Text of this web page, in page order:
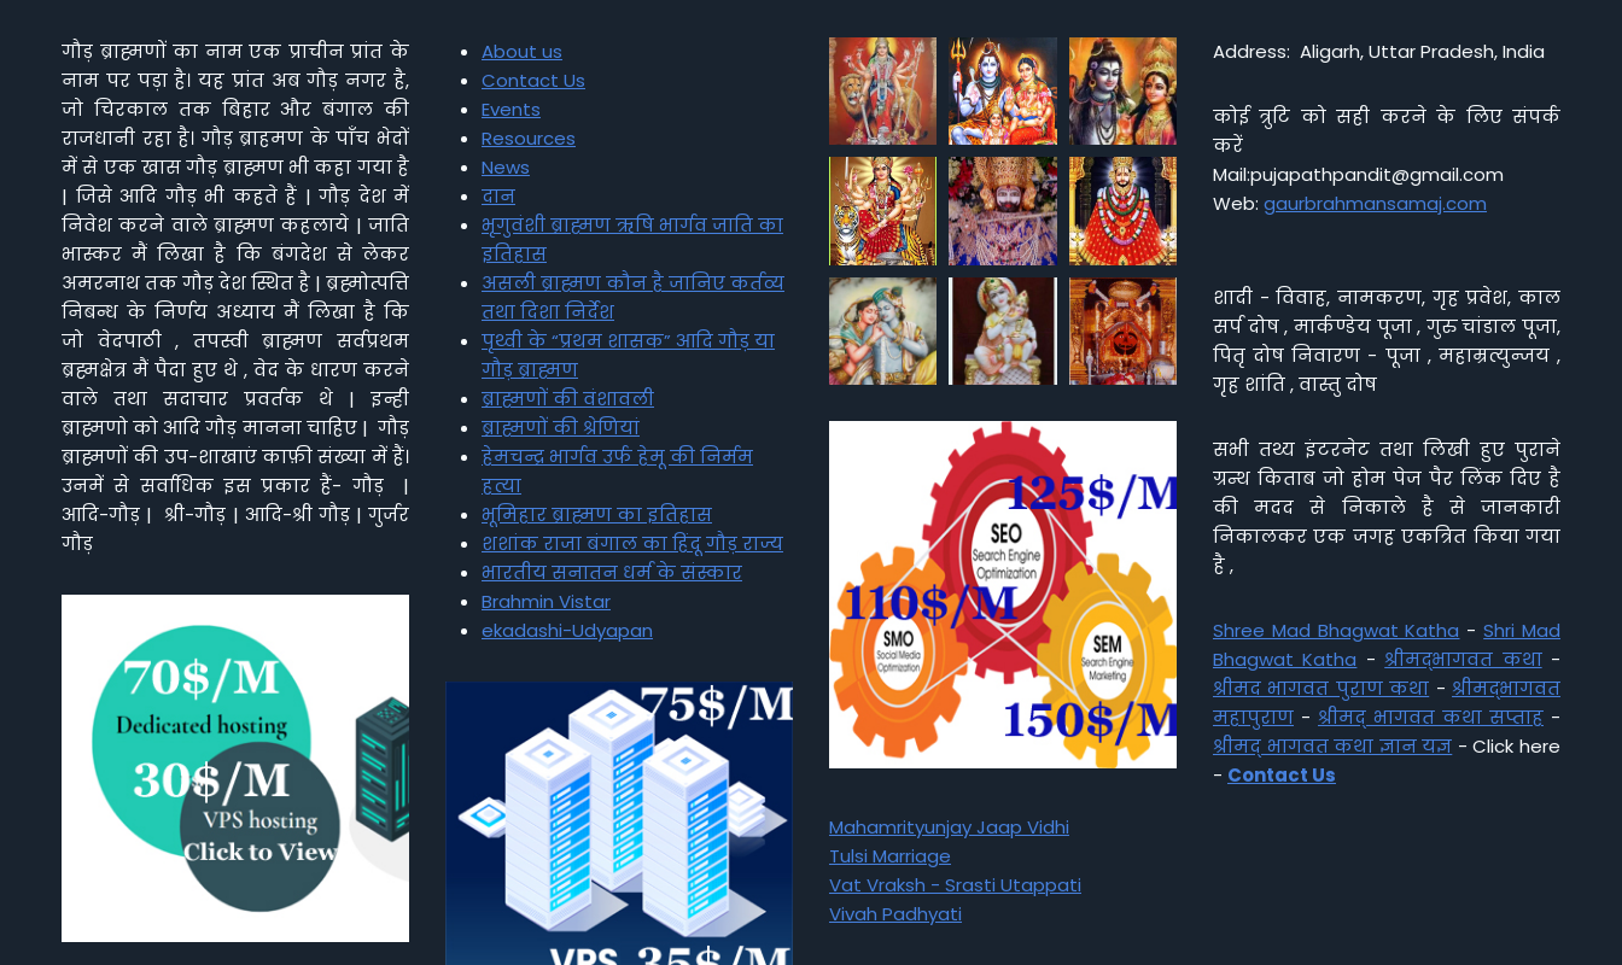
गौड़ ब्राह्मणों का नाम एक प्राचीन प्रांत के
नाम पर पड़ा है। यह प्रांत अब गौड़ नगर है,
जो चिरकाल तक बिहार और बंगाल की
राजधानी रहा है। गौड़ ब्राहमण के पाँच भेदों
में से एक खास गौड़ ब्राह्मण भी कहा गया है
| जिसे आदि गौड़ भी कहते हैं | गौड़ देश में
निवेश करने वाले ब्राह्मण कहलाये | जाति
भास्कर मैं लिखा है कि बंगदेश से लेकर
अमरनाथ तक गौड़ देश स्थित है | ब्रह्मोत्पत्ति
निबन्ध के निर्णय अध्याय मैं लिखा है कि
जो वेदपाठी , तपस्वी ब्राह्मण सर्वप्रथम
ब्रह्मक्षेत्र मैं पैदा हुए थे , वेद के धारण करने
वाले तथा सदाचार प्रवर्तक थे | इन्ही
ब्राह्मणो को आदि गौड़ मानना चाहिए | गौड़
ब्राह्मणों की उप-शाखाएं काफ़ी संख्या में हैं।
उनमें से सर्वाधिक इस प्रकार हैं- गौड़ |
आदि-गौड़ | श्री-गौड़ | आदि-श्री गौड़ | गुर्जर
गौड़
About us
Contact Us
Events
Resources
News
दान
भृगुवंशी ब्राह्मण ऋषि भार्गव जाति का
इतिहास
असली ब्राह्मण कौन है जानिए कर्तव्य
तथा दिशा निर्देश
पृथ्वी के “प्रथम शासक” आदि गौड़ या
गौड़ ब्राह्मण
ब्राह्मणों की वंशावली
ब्राह्मणों की श्रेणियां
हेमचन्द्र भार्गव उर्फ हेमू की निर्मम
हत्या
भूमिहार ब्राह्मण का इतिहास
शशांक राजा बंगाल का हिंदू गौड़ राज्य
भारतीय सनातन धर्म के संस्कार
Brahmin Vistar
ekadashi-Udyapan
Mahamrityunjay Jaap Vidhi
Tulsi Marriage
Vat Vraksh - Srasti Utappati
Vivah Padhyati
Address: Aligarh, Uttar Pradesh, India
कोई त्रुटि को सही करने के लिए संपर्क
करें
Mail:pujapathpandit@gmail.com
Web: gaurbrahmansamaj.com
शादी - विवाह, नामकरण, गृह प्रवेश, काल
सर्प दोष , मार्कण्डेय पूजा , गुरु चांडाल पूजा,
पितृ दोष निवारण - पूजा , महाम्रत्युन्जय ,
गृह शांति , वास्तु दोष
सभी तथ्य इंटरनेट तथा लिखी हुए पुराने
ग्रन्थ किताब जो होम पेज पैर लिंक दिए है
की मदद से निकाले है से जानकारी
निकालकर एक जगह एकत्रित किया गया
है ,
Shree Mad Bhagwat Katha -Shri Mad
Bhagwat Katha - श्रीमद्भागवत कथा-
श्रीमद भागवत पुराण कथा - श्रीमद्भागवत
महापुराण - श्रीमद् भागवत कथा सप्ताह -
श्रीमद् भागवत कथा ज्ञान यज्ञ - Click here
- Contact Us